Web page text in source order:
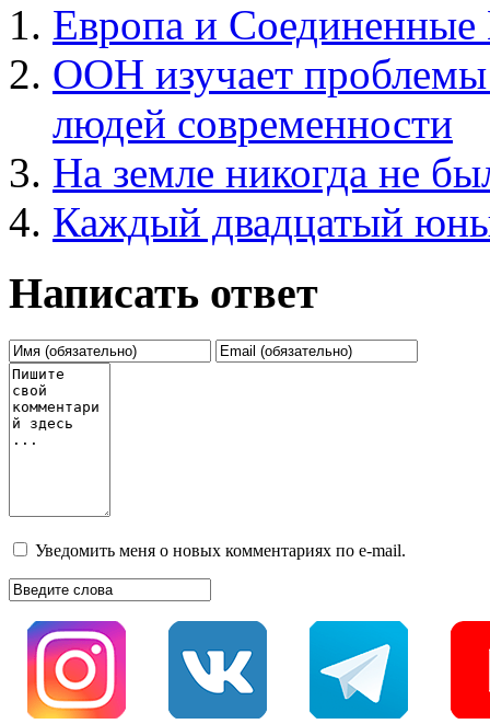
Европа и
ООН изучает
людей современности
На земле никогда не
Каждый двадцатый
Написать ответ
Уведомить меня о новых комментариях по e-mail.